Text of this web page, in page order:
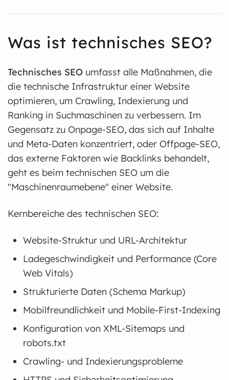
Was ist technisches SEO?
Technisches SEO umfasst alle Maßnahmen, die
die technische Infrastruktur einer Website
optimieren, um Crawling, Indexierung und
Ranking in Suchmaschinen zu verbessern. Im
Gegensatz zu Onpage-SEO, das sich auf Inhalte
und Meta-Daten konzentriert, oder Offpage-SEO,
das externe Faktoren wie Backlinks behandelt,
geht es beim technischen SEO um die
"Maschinenraumebene" einer Website.
Kernbereiche des technischen SEO:
Website-Struktur und URL-Architektur
Ladegeschwindigkeit und Performance (Core
Web Vitals)
Strukturierte Daten (Schema Markup)
Mobilfreundlichkeit und Mobile-First-Indexing
Konfiguration von XML-Sitemaps und
robots.txt
Crawling- und Indexierungsprobleme